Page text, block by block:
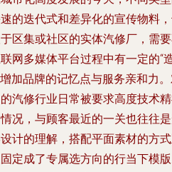
的迭代式和差异化的宣传物料
区集或社区的实体汽修厂，需
网多媒体平台过程中有一定的“
加品牌的记忆点与服务亲和力
汽修行业日常被要求高度技术
况，与顾客最近的一关也往往
计的理解，搭配平面素材的方
定成了专属选方向的行当下模